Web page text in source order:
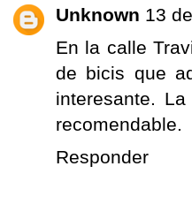
Unknown 13
En la calle
de bicis que
interesante.
recomendable.
Responder